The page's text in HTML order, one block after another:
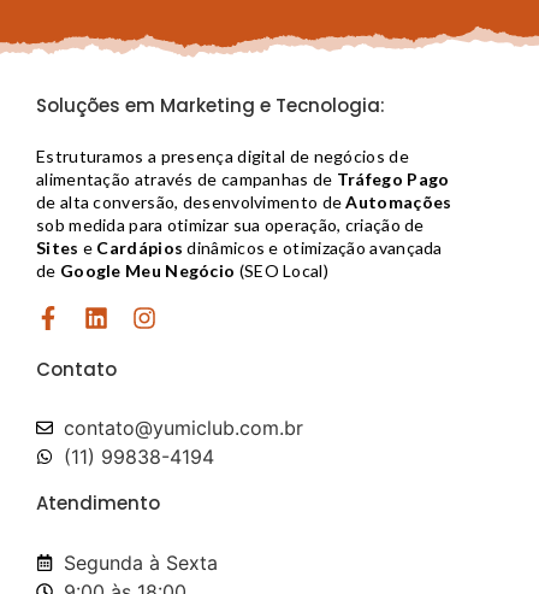
Soluções em Marketing e Tecnologia:
Estruturamos a presença digital de negócios de
alimentação através de campanhas de Tráfego Pago
de alta conversão, desenvolvimento deAutomações
sob medida para otimizar sua operação, criação de
Sites e Cardápios dinâmicos e otimização avançada
de Google Meu Negócio (SEO Local)
Contato
contato@yumiclub.com.br​
(11) 99838-4194
Atendimento
Segunda à Sexta